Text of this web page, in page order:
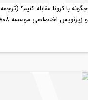
چگونه با کرونا مقابله کنیم؟ (ترجمه
و زیرنویس اختصاصی موسسه ۸۰۸)